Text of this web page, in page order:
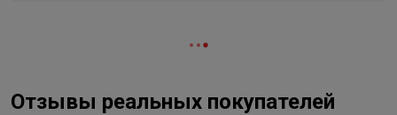
Отзывы реальных покупателей